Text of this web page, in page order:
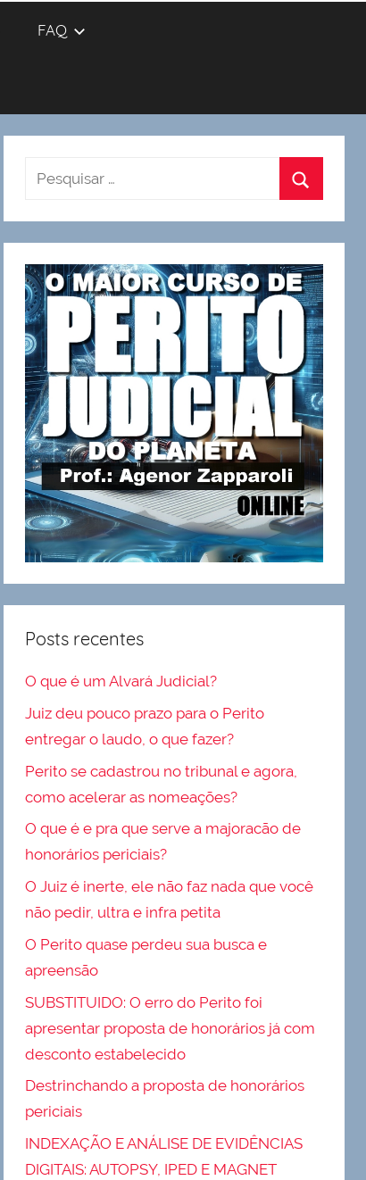
FAQ
Posts recentes
O que é um Alvará Judicial?
Juiz deu pouco prazo para o Perito
entregar o laudo, o que fazer?
Perito se cadastrou no tribunal e agora,
como acelerar as nomeações?
O que é e pra que serve a majoracão de
honorários periciais?
O Juiz é inerte, ele não faz nada que você
não pedir, ultra e infra petita
O Perito quase perdeu sua busca e
apreensão
SUBSTITUIDO: O erro do Perito foi
apresentar proposta de honorários já com
desconto estabelecido
Destrinchando a proposta de honorários
periciais
INDEXAÇÃO E ANÁLISE DE EVIDÊNCIAS
DIGITAIS: AUTOPSY, IPED E MAGNET